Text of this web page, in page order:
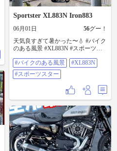
Sportster XL883N Iron883
06月01日 56グー！
天気良すぎて暑かった〜💧 #バイク
のある風景 #XL883N #スポーツス
#バイクのある風景
#XL883N
#スポーツスター